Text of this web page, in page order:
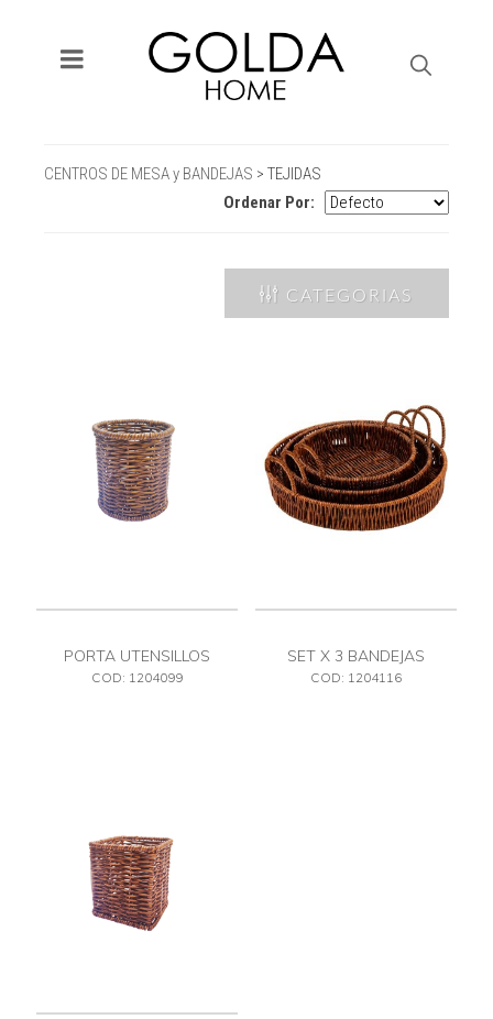
CENTROS DE MESA y BANDEJAS > TEJIDAS
Ordenar Por:
CATEGORIAS
PORTA UTENSILLOS
COD: 1204099
SET X 3 BANDEJAS
COD: 1204116